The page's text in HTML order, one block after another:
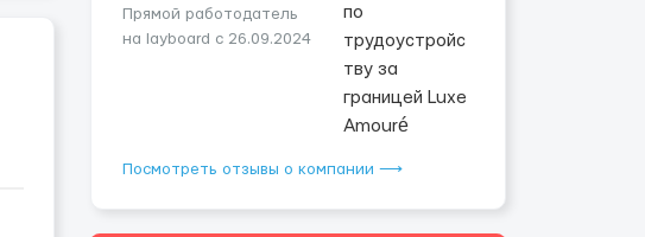
Прямой работодатель
на layboard с 26.09.2024
Посмотреть отзывы о компании ⟶